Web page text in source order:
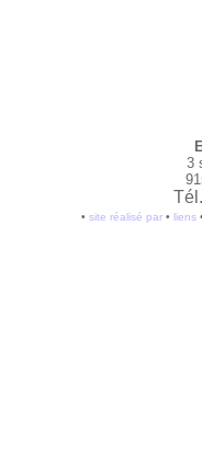
3
• site réalisé par• liens